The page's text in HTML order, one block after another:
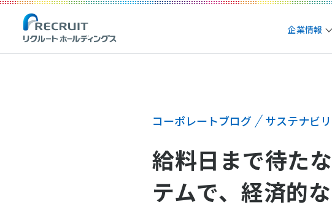
企業情報
コーポレートブログ サステナビリ
給料日まで待た
テムで、経済的